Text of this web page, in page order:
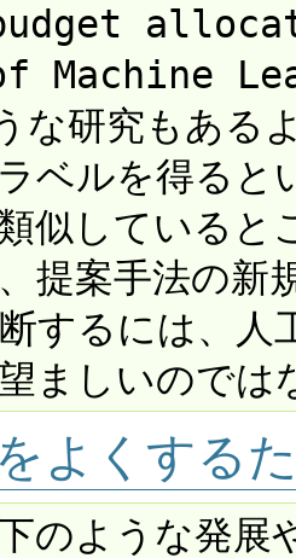
Machine
な研究もある
ベルを得ると
似していると
提案手法の新
するには、人
よくする
のような発展